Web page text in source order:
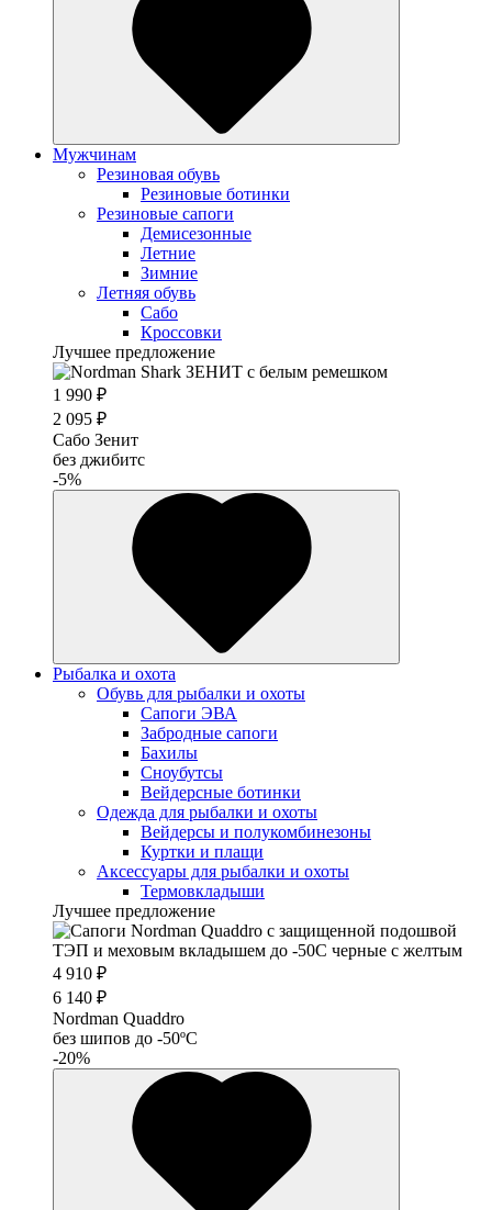
Мужчинам
Резиновая обувь
Резиновые ботинки
Резиновые сапоги
Демисезонные
Летние
Зимние
Летняя обувь
Сабо
Кроссовки
Лучшее предложение
1 990 ₽
2 095 ₽
Сабо Зенит
без джибитс
-5%
Рыбалка и охота
Обувь для рыбалки и охоты
Сапоги ЭВА
Забродные сапоги
Бахилы
Сноубутсы
Вейдерсные ботинки
Одежда для рыбалки и охоты
Вейдерсы и полукомбинезоны
Куртки и плащи
Аксессуары для рыбалки и охоты
Термовкладыши
Лучшее предложение
4 910 ₽
6 140 ₽
Nordman Quaddro
без шипов до -50ºС
-20%